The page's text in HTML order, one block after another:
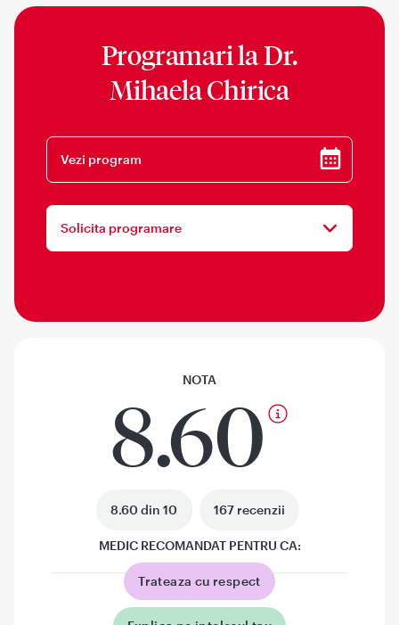
Programari laDr.
Mihaela Chirica
Vezi program
Solicita programare
NOTA
8.60
8.60 din 10 167 recenzii
MEDIC RECOMANDAT PENTRU CA:
Trateaza cu respect